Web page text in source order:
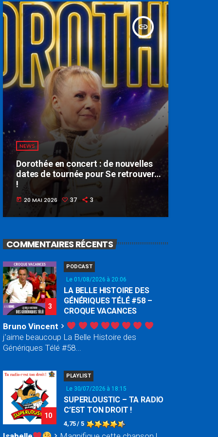
insert_link
NEWS
Dorothée en concert : de nouvelles
dates de tournée pour Se retrouver…
!
today 20 MAI 2026 37 3
COMMENTAIRES RÉCENTS
3
PODCAST
Le 01/08/2026 à 20:06
LA BELLE HISTOIRE DES
GÉNÉRIQUES TÉLÉ #58 –
CROQUE VACANCES
Bruno Vincent chevron_right
j’aime beaucoup La Belle Histoire des
Génériques Télé #58...
10
PLAYLIST
Le 30/07/2026 à 18:15
SUPERLOUSTIC – TA RADIO
C’EST TON DROIT !
4,75 / 5